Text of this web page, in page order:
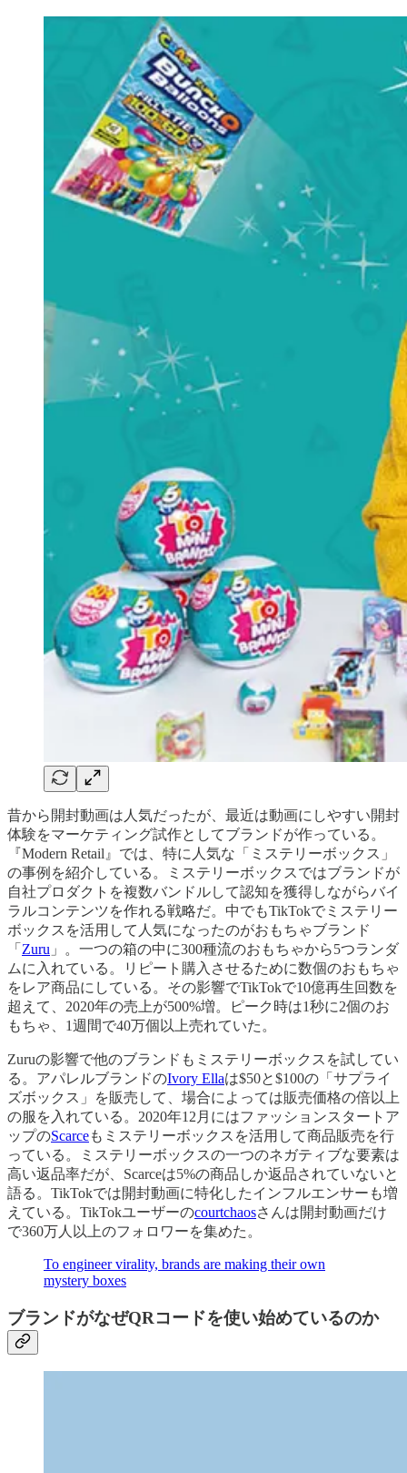
昔から開封動画は人気だったが、最近は動画にしやすい開封
体験をマーケティング試作としてブランドが作っている。
『Modern Retail』では、特に人気な「ミステリーボックス」
の事例を紹介している。ミステリーボックスではブランドが
自社プロダクトを複数バンドルして認知を獲得しながらバイ
ラルコンテンツを作れる戦略だ。中でもTikTokでミステリー
ボックスを活用して人気になったのがおもちゃブランド
「 Zuru 」。一つの箱の中に300種流のおもちゃから5つランダ
ムに入れている。リピート購入させるために数個のおもちゃ
をレア商品にしている。その影響でTikTokで10億再生回数を
超えて、2020年の売上が500%増。ピーク時は1秒に2個のお
もちゃ、1週間で40万個以上売れていた。
Zuruの影響で他のブランドもミステリーボックスを試してい
る。アパレルブランドのIvory Ellaは$50と$100の「サプライ
ズボックス」を販売して、場合によっては販売価格の倍以上
の服を入れている。2020年12月にはファッションスタートア
ップのScarceもミステリーボックスを活用して商品販売を行
っている。ミステリーボックスの一つのネガティブな要素は
高い返品率だが、Scarceは5%の商品しか返品されていないと
語る。TikTokでは開封動画に特化したインフルエンサーも増
えている。TikTokユーザーのcourtchaosさんは開封動画だけ
で360万人以上のフォロワーを集めた。
To engineer virality, brands are making their own
mystery boxes
ブランドがなぜQRコードを使い始めているのか